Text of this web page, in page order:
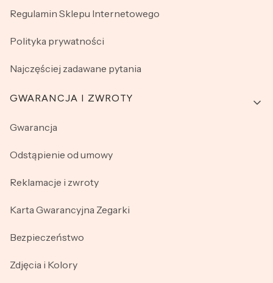
Regulamin Sklepu Internetowego
Polityka prywatności
Najczęściej zadawane pytania
GWARANCJA I ZWROTY
Gwarancja
Odstąpienie od umowy
Reklamacje i zwroty
Karta Gwarancyjna Zegarki
Bezpieczeństwo
Zdjęcia i Kolory